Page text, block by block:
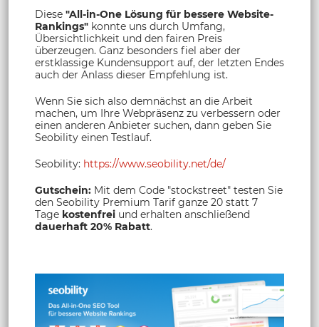
Diese "All-in-One Lösung für bessere Website-
Rankings" konnte uns durch Umfang,
Übersichtlichkeit und den fairen Preis
überzeugen. Ganz besonders fiel aber der
erstklassige Kundensupport auf, der letzten Endes
auch der Anlass dieser Empfehlung ist.
Wenn Sie sich also demnächst an die Arbeit
machen, um Ihre Webpräsenz zu verbessern oder
einen anderen Anbieter suchen, dann geben Sie
Seobility einen Testlauf.
Seobility: https://www.seobility.net/de/
Gutschein: Mit dem Code "stockstreet" testen Sie
den Seobility Premium Tarif ganze 20 statt 7
Tage kostenfrei und erhalten anschließend
dauerhaft 20% Rabatt.